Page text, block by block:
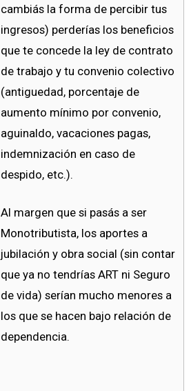
cambiás la forma de percibir tus
ingresos) perderías los beneficios
que te concede la ley de contrato
de trabajo y tu convenio colectivo
(antiguedad, porcentaje de
aumento mínimo por convenio,
aguinaldo, vacaciones pagas,
indemnización en caso de
despido, etc.).
Al margen que si pasás a ser
Monotributista, los aportes a
jubilación y obra social (sin contar
que ya no tendrías ART ni Seguro
de vida) serían mucho menores a
los que se hacen bajo relación de
dependencia.